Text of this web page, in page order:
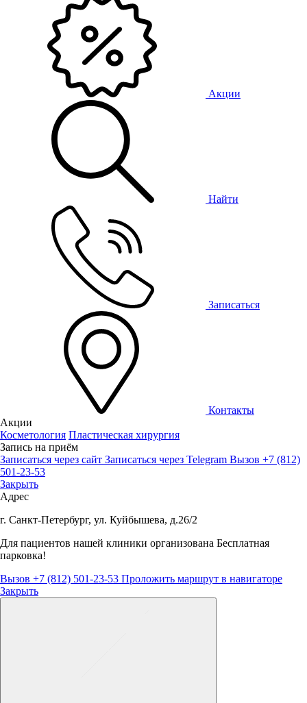
Акции
Найти
Записаться
Контакты
Акции
Косметология Пластическая хирургия
Запись на приём
Записаться через сайт Записаться через Telegram Вызов +7 (812)
501-23-53
Закрыть
Адрес
г. Санкт-Петербург, ул. Куйбышева, д.26/2
Для пациентов нашей клиники организована Бесплатная
парковка!
Вызов +7 (812) 501-23-53 Проложить маршрут в навигаторе
Закрыть